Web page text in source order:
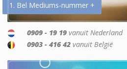
1. Bel Mediums-nummer +
0909 - 19 19 vanuit Nederland
0903 - 416 42 vanuit België